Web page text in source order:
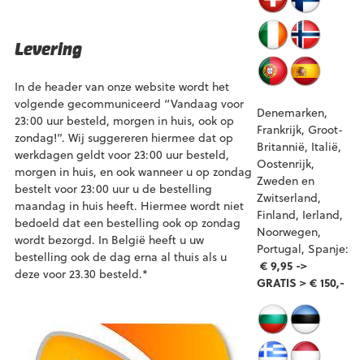
Levering
In de header van onze website wordt het
volgende gecommuniceerd “Vandaag voor
23:00 uur besteld, morgen in huis, ook op
zondag!”. Wij suggereren hiermee dat op
werkdagen geldt voor 23:00 uur besteld,
morgen in huis, en ook wanneer u op zondag
bestelt voor 23:00 uur u de bestelling
maandag in huis heeft. Hiermee wordt niet
bedoeld dat een bestelling ook op zondag
wordt bezorgd. In België heeft u uw
bestelling ook de dag erna al thuis als u
deze voor 23.30 besteld.*
Denemarken,
Frankrijk, Groot-
Britannië, Italië,
Oostenrijk,
Zweden en
Zwitserland,
Finland, Ierland,
Noorwegen,
Portugal, Spanje:
€ 9,95 ->
GRATIS > € 150,-